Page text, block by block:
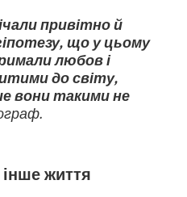
привітно й
що у цьому
любов і
до світу,
вони такими не
інше життя